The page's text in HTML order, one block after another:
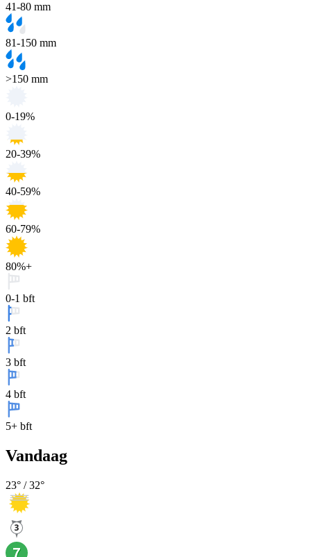
41-80 mm
81-150 mm
>150 mm
0-19%
20-39%
40-59%
60-79%
80%+
0-1 bft
2 bft
3 bft
4 bft
5+ bft
Vandaag
23° /32°